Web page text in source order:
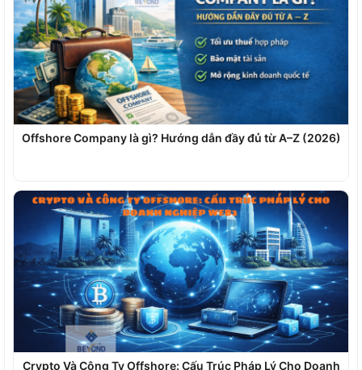
Offshore Company là gì? Hướng dẫn đầy đủ từ A–Z (2026)
Crypto Và Công Ty Offshore: Cấu Trúc Pháp Lý Cho Doanh